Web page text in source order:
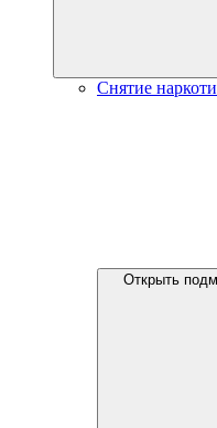
Снятие
Открыть